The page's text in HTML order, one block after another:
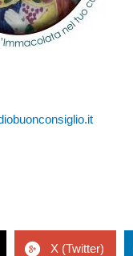
X (Twitter)